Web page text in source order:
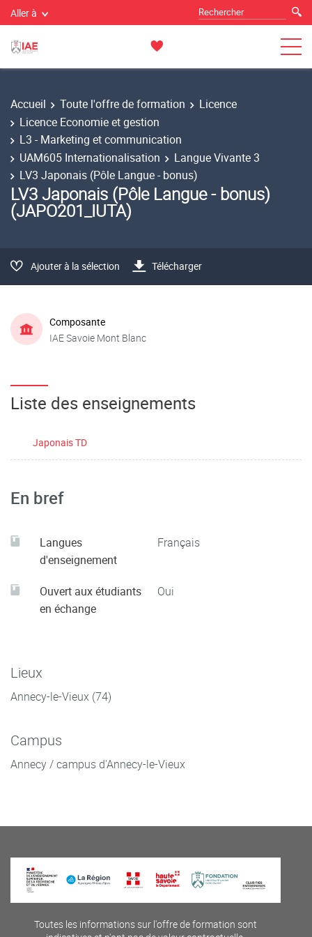
Aller à
Accueil Toute l'offre de formation
Licence
Licence Economie et gestion
L3 - Marketing et communication
UAM605 Internationalisation
Langue Vivante 3
LV3 Japonais (Pôle Langue - bonus)
LV3 Japonais (Pôle Langue - bonus)
(JAPO201_IUTA)
Ajouter à la sélection Télécharger
Composante
IAE Savoie Mont Blanc
Liste des enseignements
Japonais TD
En bref
Langues
d'enseignement
Français
Ouvert aux étudiants
en échange
Oui
Lieux
Annecy-le-Vieux (74)
Campus
Annecy / campus d'Annecy-le-Vieux
Toutes les informations sur l'offre de formation sont